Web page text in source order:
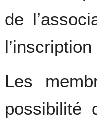
de
Les
possibilité